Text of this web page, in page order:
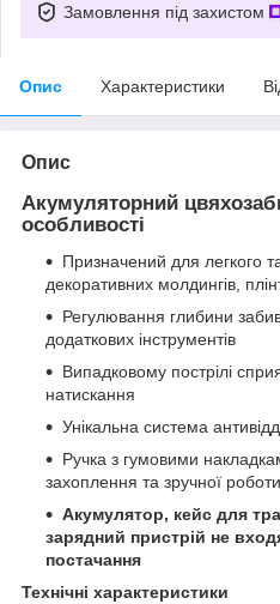
Замовлення під захистом
Опис Характеристики
Опис
Акумуляторний
особливості
Призначений для легкого
декоративних молдингів,
Регулювання глибини
додаткових інструментів
Випадковому пострілі
натискання
Унікальна система
Ручка з гумовими
захоплення та зручної роботи
Акумулятор, кейс для
зарядний пристрій не
постачання
Технічні характеристики